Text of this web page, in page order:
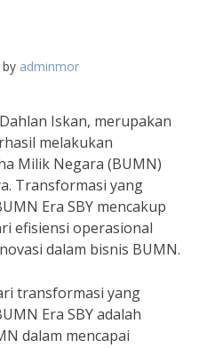
by adminmor
Iskan, merupakan
melakukan
Milik Negara (BUMN)
Transformasi yang
Era SBY mencakup
efisiensi operasional
dalam bisnis BUMN.
transformasi yang
Era SBY adalah
dalam mencapai